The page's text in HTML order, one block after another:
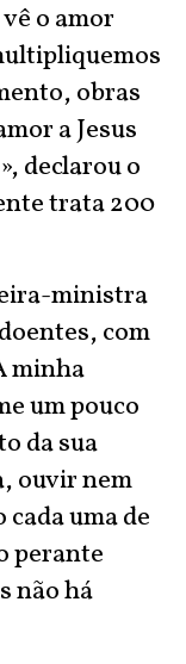
o amor
obras
a Jesus
declarou o
trata 200
ministra
com
minha
um pouco
da sua
ouvir nem
uma de
perante
não há